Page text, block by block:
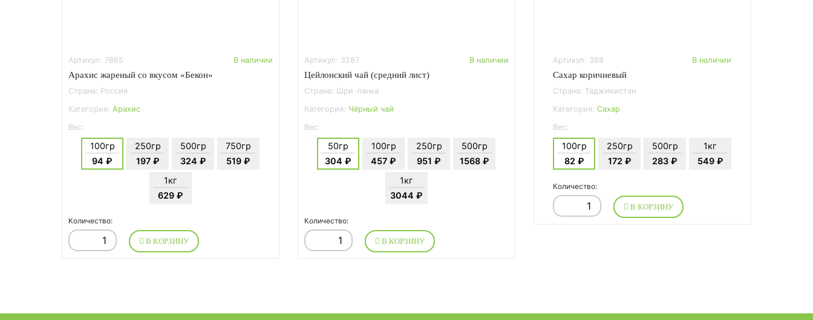
Артикул: 7865 В наличии
Арахис жареный со вкусом «Бекон»
Страна: Россия
Категория: Арахис
Вес:
100гр
94 ₽
250гр
197 ₽
500гр
324 ₽
750гр
519 ₽
1кг
629 ₽
Количество:
В КОРЗИНУ
Артикул: 3287 В наличии
Цейлонский чай (средний лист)
Страна: Шри-ланка
Категория: Чёрный чай
Вес:
50гр
304 ₽
100гр
457 ₽
250гр
951 ₽
500гр
1568 ₽
1кг
3044 ₽
Количество:
В КОРЗИНУ
Артикул: 388 В наличии
Сахар коричневый
Страна: Таджикистан
Категория:Сахар
Вес:
100гр
82 ₽
250гр
172 ₽
500гр
283 ₽
1кг
549 ₽
Количество:
В КОРЗИНУ